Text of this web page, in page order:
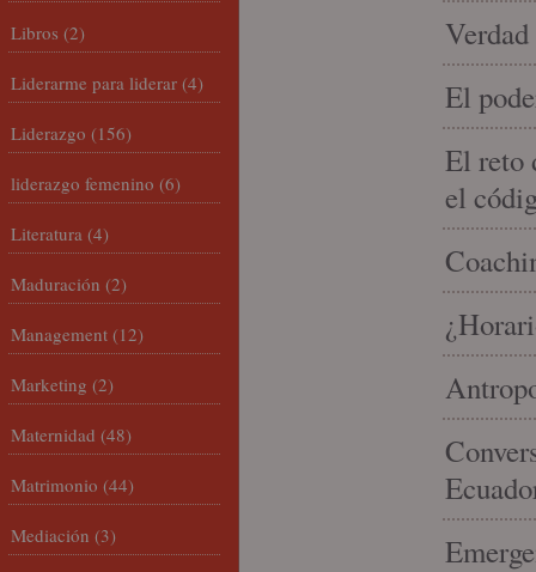
El
El reto
el
Libros (2)
Liderarme para liderar (4)
Liderazgo (156)
liderazgo femenino (6)
Literatura (4)
Maduración (2)
Management (12)
Marketing (2)
Maternidad (48)
Matrimonio (44)
Mediación (3)